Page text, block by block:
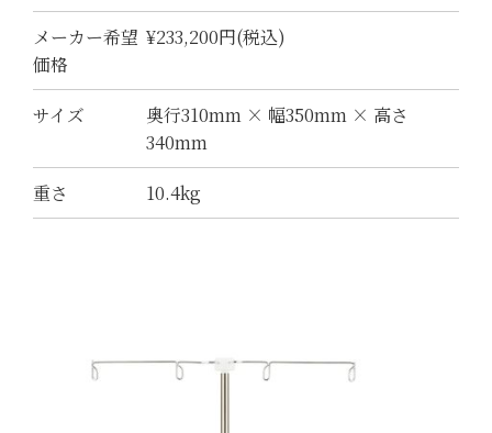
メーカー希望
価格
¥233,200円(税込)
サイズ
奥行310mm × 幅350mm × 高さ
340mm
重さ
10.4kg